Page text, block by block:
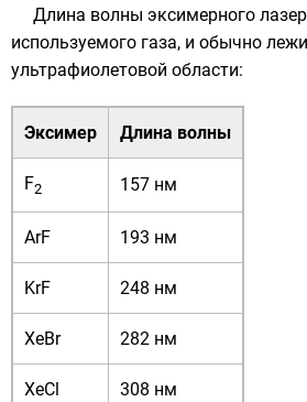
Длина волны эксимерного
используемого газа, и обычно
ультрафиолетовой области:
Эксимер Длина волны
F2 157 нм
ArF 193 нм
KrF 248 нм
XeBr 282 нм
XeCl 308 нм